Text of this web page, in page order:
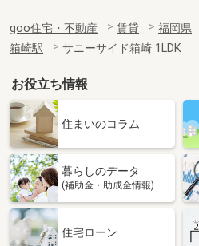
goo住宅・不動産 賃貸 福岡県
箱崎駅
サニーサイド箱崎 1LDK
お役立ち情報
住まいのコラム
暮らしのデータ
(補助金・助成金情報)
住宅ローン